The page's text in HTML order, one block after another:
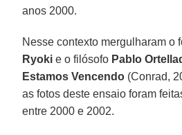
anos 2000.
Nesse contexto mergulharam o
Ryoki e o filósofo Pablo
Estamos Vencendo (Conrad,
as fotos deste ensaio foram
entre 2000 e 2002.